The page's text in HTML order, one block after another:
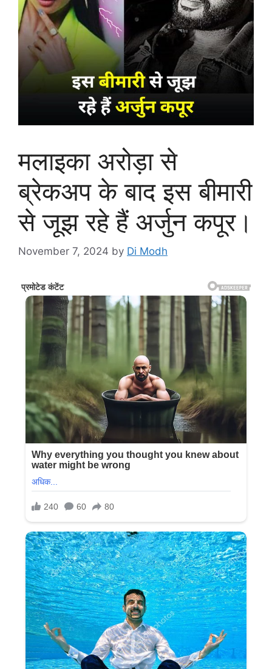
मलाइका अरोड़ा से
ब्रेकअप के बाद इस बीमारी
से जूझ रहे हैं अर्जुन कपूर।
November 7, 2024 by Di Modh